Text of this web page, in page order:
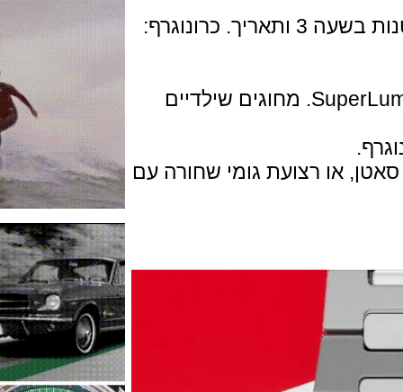
הפונקציות הן: שעות, דקות, שניות קטנות בשעה 3 ותאריך. כרונוגרף:
לוח אופלין כסוף עם מדדים ב SuperLuminova. מחוגים שילדיים
או רצועת גומי שחורה עם